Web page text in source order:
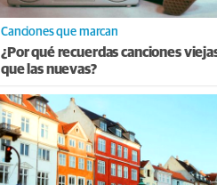
Canciones que marcan
¿Por qué recuerdas canciones
que las nuevas?